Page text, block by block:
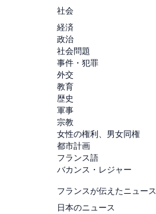
社会
経済
政治
社会問題
事件・犯罪
外交
教育
歴史
軍事
宗教
女性の権利、男女同権
都市計画
フランス語
バカンス・レジャー
フランスが伝えたニュース
日本のニュース